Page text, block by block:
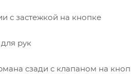
с застежкой на кнопке
рук
сзади с клапаном на